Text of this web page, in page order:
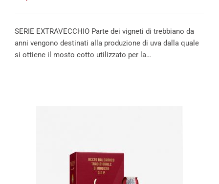
SERIE EXTRAVECCHIO Parte dei vigneti di trebbiano da
anni vengono destinati alla produzione di uva dalla quale
si ottiene il mosto cotto utilizzato per la…